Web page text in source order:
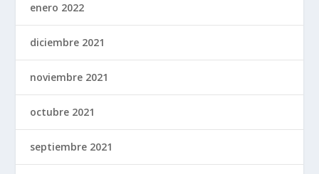
enero 2022
diciembre 2021
noviembre 2021
octubre 2021
septiembre 2021